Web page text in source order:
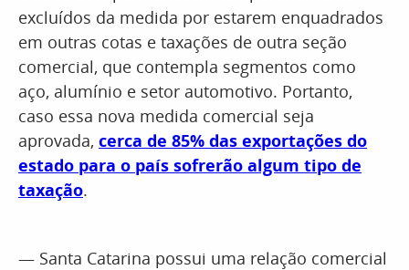
excluídos da medida por estarem enquadrados
em outras cotas e taxações de outra seção
comercial, que contempla segmentos como
aço, alumínio e setor automotivo. Portanto,
caso essa nova medida comercial seja
aprovada, cerca de 85% das exportações do
estado para o país sofrerão algum tipo de
taxação.
— Santa Catarina possui uma relação comercial